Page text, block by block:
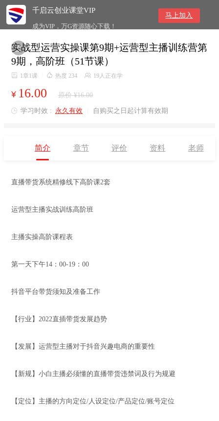
千启云创业课堂VIP
成为VIP，万G资源随心下载！
马上加入

实战型运营实操课第9期+运营型主播训练营第
9期，高阶班（51节课）
 1章1课  热度 234  19人正在学
¥ 16.00 原价 ¥16.00
 学习时效 : 永久有效 自购买之日起计算有效期
简介 章节 评价 资料 老师
直播带货系统精修线下高阶课2套
运营型主播实战训练高阶班
主播实操高阶课程表
第一天下午14：00-19：00
抖音平台带货须知及准备工作
【行业】2022直插带货发展趋势
【发展】运营型主播对于抖音兴趣电商的重要性
【新规】小白主播必须懂的直播带货违禁词及行为规避
【定位】主播的方向定位/人设定位/产品定位/账号定位